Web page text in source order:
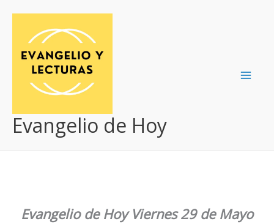
contenido
Evangelio de Hoy
Evangelio de Hoy Viernes 29 de Mayo